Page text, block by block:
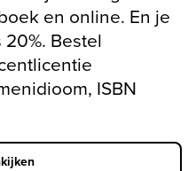
en online. En je
Bestel
ISBN